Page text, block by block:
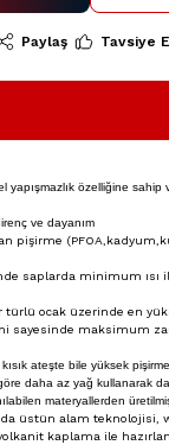
Paylaş Tavsiye
yapışmazlık özelliğine
ve dayanım
pişirme
saplarda minimum ısı
ocak üzerinde en
sayesinde maksimum
ateşte bile yüksek
daha az yağ kullanarak
materyallerden
üstün alam teknolojisi,
kaplama ile